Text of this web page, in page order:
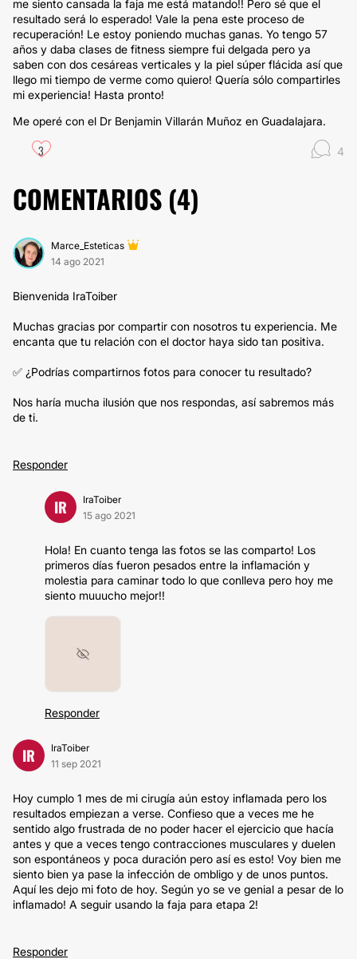
me siento cansada la faja me está matando!! Pero sé que el
resultado será lo esperado! Vale la pena este proceso de
recuperación! Le estoy poniendo muchas ganas. Yo tengo 57
años y daba clases de fitness siempre fui delgada pero ya
saben con dos cesáreas verticales y la piel súper flácida así que
llego mi tiempo de verme como quiero! Quería sólo compartirles
mi experiencia! Hasta pronto!
Me operé con el Dr Benjamin Villarán Muñoz en Guadalajara.
3 4
COMENTARIOS (4)
Marce_Esteticas
14 ago 2021
Bienvenida IraToiber
Muchas gracias por compartir con nosotros tu experiencia. Me
encanta que tu relación con el doctor haya sido tan positiva.
✅ ¿Podrías compartirnos fotos para conocer tu resultado?
Nos haría mucha ilusión que nos respondas, así sabremos más
de ti.
Responder
IR
IraToiber
15 ago 2021
Hola! En cuanto tenga las fotos se las comparto! Los
primeros días fueron pesados entre la inflamación y
molestia para caminar todo lo que conlleva pero hoy me
siento muuucho mejor!!
Responder
IR
IraToiber
11 sep 2021
Hoy cumplo 1 mes de mi cirugía aún estoy inflamada pero los
resultados empiezan a verse. Confieso que a veces me he
sentido algo frustrada de no poder hacer el ejercicio que hacía
antes y que a veces tengo contracciones musculares y duelen
son espontáneos y poca duración pero así es esto! Voy bien me
siento bien ya pase la infección de ombligo y de unos puntos.
Aquí les dejo mi foto de hoy. Según yo se ve genial a pesar de lo
inflamado! A seguir usando la faja para etapa 2!
Responder